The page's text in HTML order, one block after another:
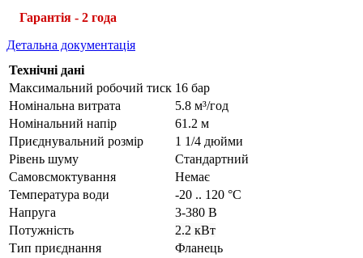
Гарантія - 2 года
Детальна документація
Технічні дані
Максимальний робочий тиск 16 бар
Номінальна витрата
5.8 м³/год
Номінальний напір
61.2 м
Приєднувальний розмір
1 1/4 дюйми
Рівень шуму
Стандартний
Самовсмоктування
Немає
Температура води
-20 .. 120 °C
Напруга
3-380 В
Потужність
2.2 кВт
Тип приєднання
Фланець